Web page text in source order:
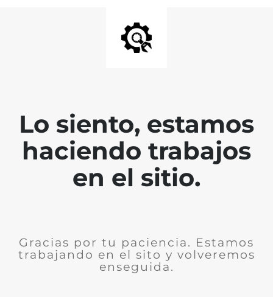
Lo siento, estamos
haciendo trabajos
en el sitio.
Gracias por tu paciencia. Estamos
trabajando en el sito y volveremos
enseguida.